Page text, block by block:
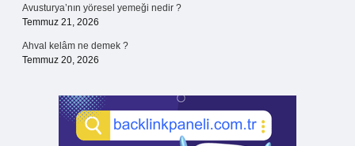
Avusturya’nın yöresel yemeği nedir ?
Temmuz 21, 2026
Ahval kelâm ne demek ?
Temmuz 20, 2026